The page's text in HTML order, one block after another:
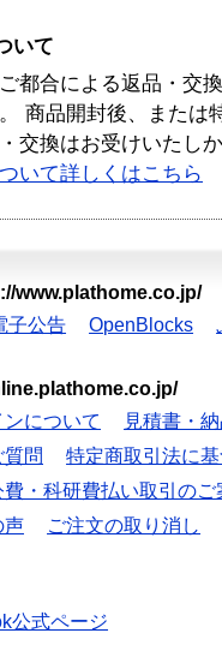
いて
都合による返品・交
商品開封後、または
交換はお受けいたし
いて詳しくはこちら
www.plathome.co.jp/
子公告 OpenBlocks
について
見積書・
問
特定商取引法に
費・科研費払い取引のご
声 ご注文の取り消し
公式ページ